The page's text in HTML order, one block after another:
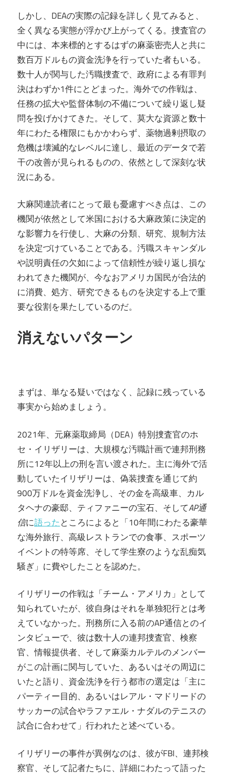
しかし、DEAの実際の記録を詳しく見てみると、
全く異なる実態が浮かび上がってくる。捜査官の
中には、本来標的とするはずの麻薬密売人と共に
数百万ドルもの資金洗浄を行っていた者もいる。
数十人が関与した汚職捜査で、政府による有罪判
決はわずか1件にとどまった。海外での作戦は、
任務の拡大や監督体制の不備について繰り返し疑
問を投げかけてきた。そして、莫大な資源と数十
年にわたる権限にもかかわらず、薬物過剰摂取の
危機は壊滅的なレベルに達し、最近のデータで若
干の改善が見られるものの、依然として深刻な状
況にある。
大麻関連読者にとって最も憂慮すべき点は、この
機関が依然として米国における大麻政策に決定的
な影響力を行使し、大麻の分類、研究、規制方法
を決定づけていることである。汚職スキャンダル
や説明責任の欠如によって信頼性が繰り返し損な
われてきた機関が、今なおアメリカ国民が合法的
に消費、処方、研究できるものを決定する上で重
要な役割を果たしているのだ。
消えないパターン
まずは、単なる疑いではなく、記録に残っている
事実から始めましょう。
2021年、元麻薬取締局（DEA）特別捜査官のホ
セ・イリザリーは、大規模な汚職計画で連邦刑務
所に12年以上の刑を言い渡された。主に海外で活
動していたイリザリーは、偽装捜査を通じて約
900万ドルを資金洗浄し、その金を高級車、カル
タヘナの豪邸、ティファニーの宝石、そしてAP通
信に語ったところによると「10年間にわたる豪華
な海外旅行、高級レストランでの食事、スポーツ
イベントの特等席、そして学生寮のような乱痴気
騒ぎ」に費やしたことを認めた。
イリザリーの作戦は「チーム・アメリカ」として
知られていたが、彼自身はそれを単独犯行とは考
えていなかった。刑務所に入る前のAP通信とのイ
ンタビューで、彼は数十人の連邦捜査官、検察
官、情報提供者、そして麻薬カルテルのメンバー
がこの計画に関与していた、あるいはその周辺に
いたと語り、資金洗浄を行う都市の選定は「主に
パーティー目的、あるいはレアル・マドリードの
サッカーの試合やラファエル・ナダルのテニスの
試合に合わせて」行われたと述べている。
イリザリーの事件が異例なのは、彼がFBI、連邦検
察官、そして記者たちに、詳細にわたって語った